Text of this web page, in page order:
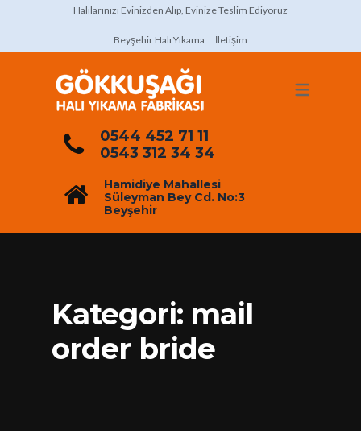
Halılarınızı Evinizden Alıp, Evinize Teslim Ediyoruz
Beyşehir Halı Yıkama İletişim
0544 452 71 11
0543 312 34 34
Hamidiye Mahallesi
Süleyman Bey Cd. No:3
Beyşehir
Kategori: mail
order bride